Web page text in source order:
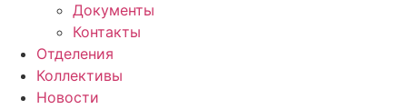
Документы
Контакты
Отделения
Коллективы
Новости